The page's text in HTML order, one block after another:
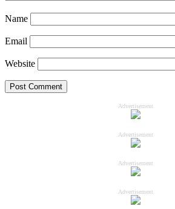
Name
Email
Website
Advertisement
Advertisement
Advertisement
Advertisement